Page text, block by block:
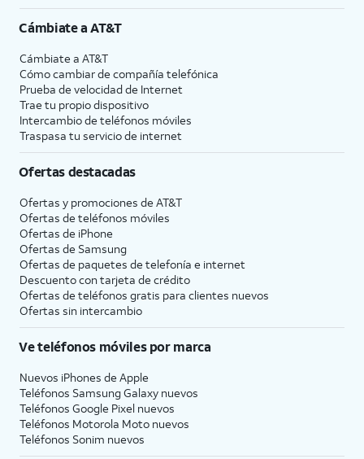
Cámbiate aAT&T
Cámbiate a AT&T
Cómo cambiar de compañía telefónica
Prueba de velocidad de Internet
Trae tu propio dispositivo
Intercambio de teléfonos móviles
Traspasa tu servicio de internet
Ofertas destacadas
Ofertas y promociones de AT&T
Ofertas de teléfonos móviles
Ofertas de iPhone
Ofertas de Samsung
Ofertas de paquetes de telefonía e internet
Descuento con tarjeta de crédito
Ofertas de teléfonos gratis para clientes nuevos
Ofertas sin intercambio
Ve teléfonos móviles por marca
Nuevos iPhones de Apple
Teléfonos Samsung Galaxy nuevos
Teléfonos Google Pixel nuevos
Teléfonos Motorola Moto nuevos
Teléfonos Sonim nuevos